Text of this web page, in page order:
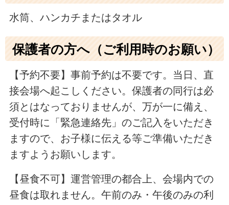
水筒、ハンカチまたはタオル
保護者の方へ（ご利用時のお願い）
【予約不要】事前予約は不要です。当日、直
接会場へ起こしください。保護者の同行は必
須とはなっておりませんが、万が一に備え、
受付時に「緊急連絡先」のご記入をいただき
ますので、お子様に伝える等ご準備いただき
ますようお願いします。
【昼食不可】運営管理の都合上、会場内での
昼食は取れません。午前のみ・午後のみの利